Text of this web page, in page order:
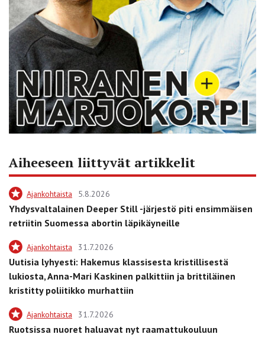
Aiheeseen liittyvät artikkelit
Ajankohtaista 5.8.2026
Yhdysvaltalainen Deeper Still -järjestö piti ensimmäisen
retriitin Suomessa abortin läpikäyneille
Ajankohtaista 31.7.2026
Uutisia lyhyesti: Hakemus klassisesta kristillisestä
lukiosta, Anna-Mari Kaskinen palkittiin ja brittiläinen
kristitty poliitikko murhattiin
Ajankohtaista 31.7.2026
Ruotsissa nuoret haluavat nyt raamattukouluun